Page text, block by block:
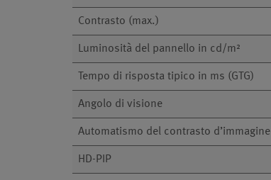
Contrasto (max.)
Luminosità del pannello in cd/m²
Tempo di risposta tipico in ms (GTG)
Angolo di visione
Automatismo del contrasto d’immagine
HD-PIP